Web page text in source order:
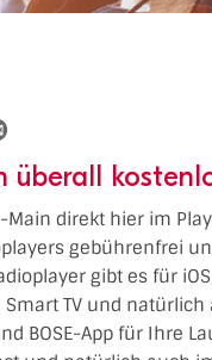
überall
direkt hier im
gebührenfrei
gibt es für
TV und
BOSE-App für Ihre